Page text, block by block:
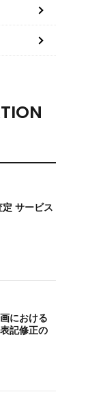
定 サービス
における
記修正の